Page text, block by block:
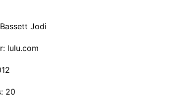
Jodi
lulu.com
20